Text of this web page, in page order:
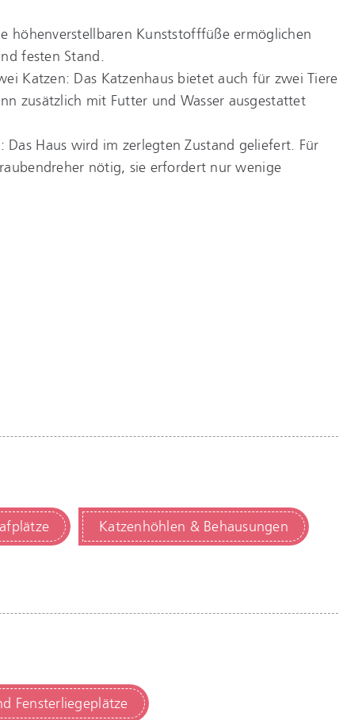
höhenverstellbaren Kunststofffüße ermöglichen
festen Stand.
Katzen: Das Katzenhaus bietet auch für zwei Tiere
zusätzlich mit Futter und Wasser ausgestattet
Haus wird im zerlegten Zustand geliefert. Für
nötig, sie erfordert nur wenige
Katzenhöhlen & Behausungen
Fensterliegeplätze